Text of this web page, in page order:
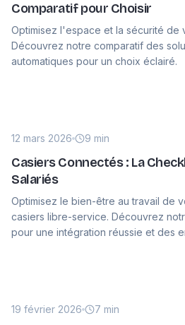
Comparatif pour Choisir
Optimisez l'espace et la sécurité de
Découvrez notre comparatif des
automatiques pour un choix éclairé.
12 mars 2026 9 min
Casiers Connectés : La
Salariés
Optimisez le bien-être au travail de
casiers libre-service. Découvrez
pour une intégration réussie et des
19 février 2026 7 min